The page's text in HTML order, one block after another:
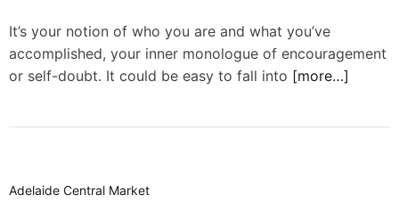
It’s your notion of who you are and what you’ve
accomplished, your inner monologue of encouragement
or self-doubt. It could be easy to fall into [more…]
Adelaide Central Market